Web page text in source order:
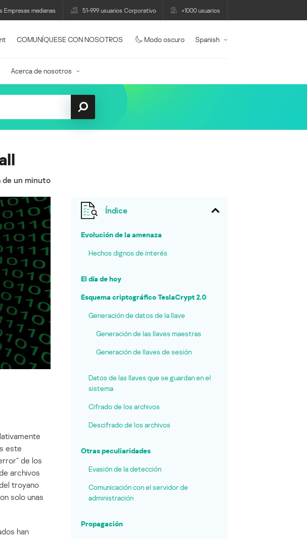
Empresas medianas 51-999 usuarios Corporativo +1000 usuarios
COMUNÍQUESE CON NOSOTROS Modo oscuro Spanish
Acerca de nosotros
un minuto
este
de los
archivos
troyano
solo unas
han
Índice
Evolución de la amenaza
Hechos dignos de interés
El día de hoy
Esquema criptográfico TeslaCrypt 2.0
Generación de datos de la llave
Generación de las llaves maestras
Generación de llaves de sesión
Datos de las llaves que se guardan en el
sistema
Cifrado de los archivos
Descifrado de los archivos
Otras peculiaridades
Evasión de la detección
Comunicación con el servidor de
administración
Propagación